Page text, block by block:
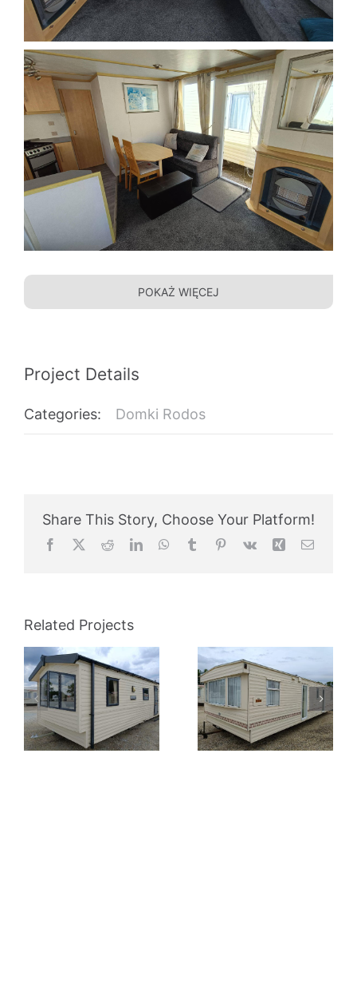
POKAŻ WIĘCEJ
Project Details
Categories: Domki Rodos
Share This Story, Choose Your Platform!
Facebook
X RedditLinkedInWhatsApp
TumblrPinterest
Vk Xing Email
Related Projects